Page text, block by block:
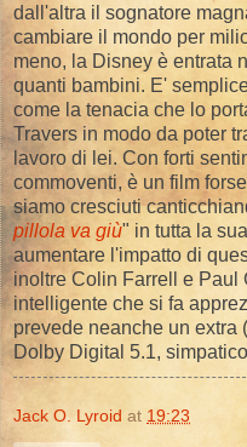
dall'altra il sognatore
cambiare il mondo per
meno, la Disney è entrata
quanti bambini. E'
come la tenacia che lo
Travers in modo da poter
lavoro di lei. Con forti
commoventi, è un film
siamo cresciuti
pillola va giù" in tutta la
aumentare l'impatto di
inoltre Colin Farrell e Paul
intelligente che si fa
prevede neanche un extra
Dolby Digital 5.1,
Jack O. Lyroid at 19:23